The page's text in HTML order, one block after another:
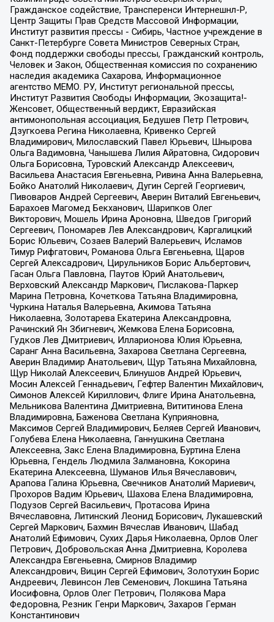
Гражданское содействие, Трансперенси Интернешнл-Р,
Центр Защиты Прав Средств Массовой Информации,
Институт развития прессы - Сибирь, Частное учреждение в
Санкт-Петербурге Совета Министров Северных Стран,
Фонд поддержки свободы прессы, Гражданский контроль,
Человек и Закон, Общественная комиссия по сохранению
наследия академика Сахарова, Информационное
агентство МЕМО. РУ, Институт региональной прессы,
Институт Развития Свободы Информации, Экозащита!-
Женсовет, Общественный вердикт, Евразийская
антимонопольная ассоциация, Бедушев Петр Петрович,
Дзугкоева Регина Николаевна, Кривенко Сергей
Владимирович, Милославский Павел Юрьевич, Шнырова
Ольга Вадимовна, Чанышева Лилия Айратовна, Сидорович
Ольга Борисовна, Туровский Александр Алексеевич,
Васильева Анастасия Евгеньевна, Ривина Анна Валерьевна,
Бойко Анатолий Николаевич, Дугин Сергей Георгиевич,
Пивоваров Андрей Сергеевич, Аверин Виталий Евгеньевич,
Барахоев Магомед Бекханович, Шарипков Олег
Викторович, Мошель Ирина Ароновна, Шведов Григорий
Сергеевич, Пономарев Лев Александрович, Каргалицкий
Борис Юльевич, Созаев Валерий Валерьевич, Исламов
Тимур Рифгатович, Романова Ольга Евгеньевна, Щаров
Сергей Алексадрович, Цирульников Борис Альбертович,
Гасан Ольга Павловна, Паутов Юрий Анатольевич,
Верховский Александр Маркович, Пислакова-Паркер
Марина Петровна, Кочеткова Татьяна Владимировна,
Чуркина Наталья Валерьевна, Акимова Татьяна
Николаевна, Золотарева Екатерина Александровна,
Рачинский Ян Збигневич, Жемкова Елена Борисовна,
Гудков Лев Дмитриевич, Илларионова Юлия Юрьевна,
Саранг Анна Васильевна, Захарова Светлана Сергеевна,
Аверин Владимир Анатольевич, Щур Татьяна Михайловна,
Щур Николай Алексеевич, Блинушов Андрей Юрьевич,
Мосин Алексей Геннадьевич, Гефтер Валентин Михайлович,
Симонов Алексей Кириллович, Флиге Ирина Анатольевна,
Мельникова Валентина Дмитриевна, Вититинова Елена
Владимировна, Баженова Светлана Куприяновна,
Максимов Сергей Владимирович, Беляев Сергей Иванович,
Голубева Елена Николаевна, Ганнушкина Светлана
Алексеевна, Закс Елена Владимировна, Буртина Елена
Юрьевна, Гендель Людмила Залмановна, Кокорина
Екатерина Алексеевна, Шуманов Илья Вячеславович,
Арапова Галина Юрьевна, Свечников Анатолий Мариевич,
Прохоров Вадим Юрьевич, Шахова Елена Владимировна,
Подузов Сергей Васильевич, Протасова Ирина
Вячеславовна, Литинский Леонид Борисович, Лукашевский
Сергей Маркович, Бахмин Вячеслав Иванович, Шабад
Анатолий Ефимович, Сухих Дарья Николаевна, Орлов Олег
Петрович, Добровольская Анна Дмитриевна, Королева
Александра Евгеньевна, Смирнов Владимир
Александрович, Вицин Сергей Ефимович, Золотухин Борис
Андреевич, Левинсон Лев Семенович, Локшина Татьяна
Иосифовна, Орлов Олег Петрович, Полякова Мара
Федоровна, Резник Генри Маркович, Захаров Герман
Константинович